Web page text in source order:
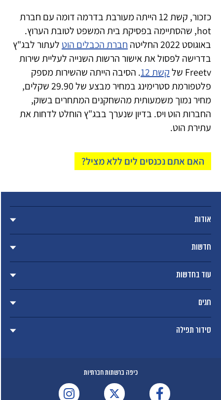
כזכור, קשת 12 הייתה מעורבת בדרמה דומה עם חברת
hot, שהסתיימה בפסיקת בית המשפט לטובת הערוץ.
באוגוסט 2022 החליטה
חברת הכבלים הוט לעתור לבג"ץ
בדרישה לפסול את אישור הרשות השנייה לעליית שירות
Freetv של
קשת 12
. הסיבה הייתה שהשירות מספק
פלטפורמת סטרימינג במחיר מבצע של 29.90 שקלים,
מחיר נמוך משמעותית מהשחקנים המתחרים בשוק,
החברות הוט ויס. בדיון שנערך בבג"ץ הוחלט לדחות את
עתירת הוט.
האם אתם נכנסים לים ללא מציל?
אודות
חדשות
עוד בחדשות
חגים
סידור תפילה
כיפה ברשתות חברתיות